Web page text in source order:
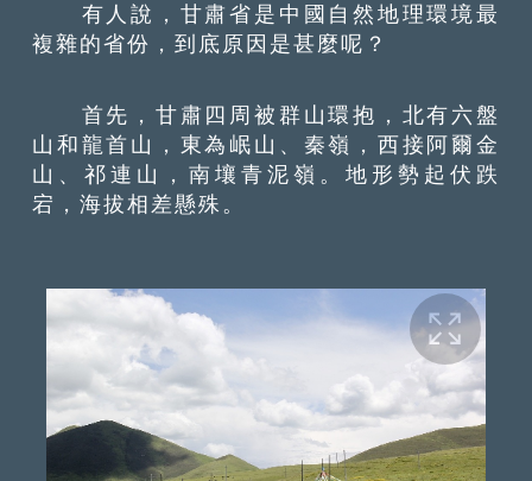
有人說，甘肅省是中國自然地理環境最
複雜的省份，到底原因是甚麼呢？
首先，甘肅四周被群山環抱，北有六盤
山和龍首山，東為岷山、秦嶺，西接阿爾金
山、祁連山，南壤青泥嶺。地形勢起伏跌
宕，海拔相差懸殊。